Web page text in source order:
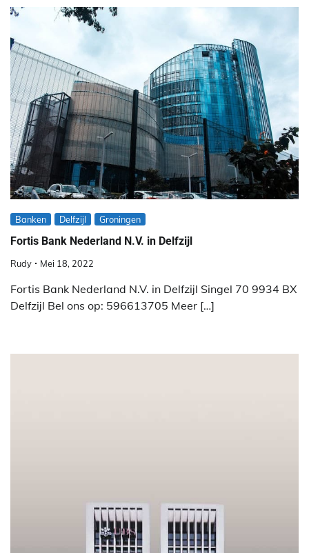
Banken Delfzijl Groningen
Fortis Bank Nederland N.V. in Delfzijl
Rudy Mei 18, 2022
Fortis Bank Nederland N.V. in Delfzijl Singel 70 9934 BX
Delfzijl Bel ons op: 596613705 Meer […]